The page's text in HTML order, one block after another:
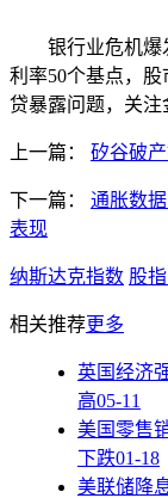
银行业危机爆发
利率50个基点，
贷暴露问题，关
上一篇： 矽谷破
下一篇：
通胀数
表现
纳斯达克指数 股
相关推荐更多
英国经济
高05-11
美国零售
下跌01-18
美联储降